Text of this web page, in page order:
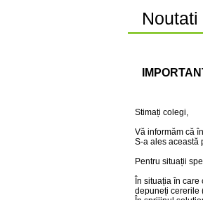
Noutati
Stimați colegi,
Vă informăm că
S-a ales această
Pentru situații
În situația în
depuneți cererile